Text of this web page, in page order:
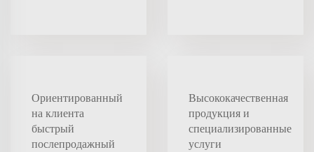
Ориентированный
на клиента
быстрый
послепродажный
Высококачественная
продукция и
специализированные
услуги